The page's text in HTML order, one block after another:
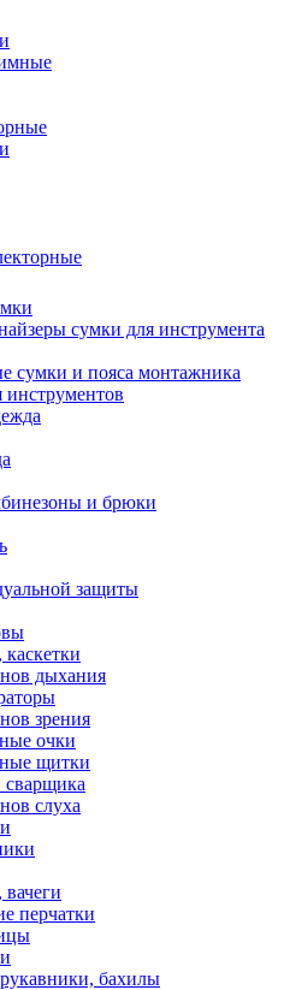
сумки для инструмента
сумки и пояса монтажника
инструментов
и брюки
защиты
дыхания
зрения
очки
щитки
слуха
перчатки
бахилы